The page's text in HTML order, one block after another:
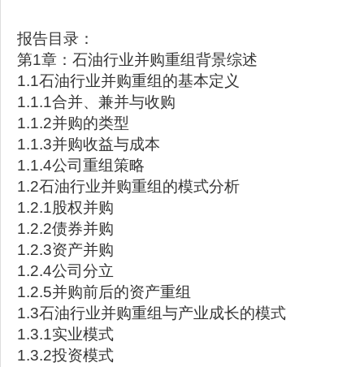
报告目录：
第1章：石油行业并购重组背景综述
1.1石油行业并购重组的基本定义
1.1.1合并、兼并与收购
1.1.2并购的类型
1.1.3并购收益与成本
1.1.4公司重组策略
1.2石油行业并购重组的模式分析
1.2.1股权并购
1.2.2债券并购
1.2.3资产并购
1.2.4公司分立
1.2.5并购前后的资产重组
1.3石油行业并购重组与产业成长的模式
1.3.1实业模式
1.3.2投资模式